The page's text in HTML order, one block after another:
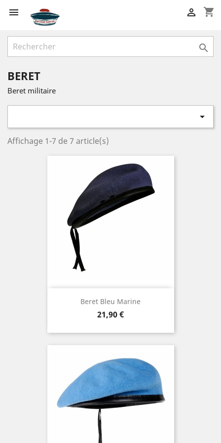
 shopping_cart


BERET
Beret militaire

Affichage 1-7 de 7 article(s)
Beret Bleu Marine
Prix
21,90 €